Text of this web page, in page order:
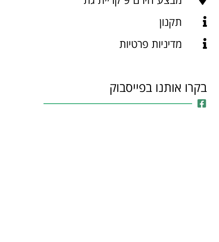
תקנון
מדיניות פרטיות
בקרו אותנו בפייסבוק